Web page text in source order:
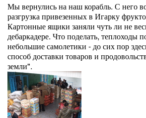
Мы вернулись на наш корабль. С него
разгрузка привезенных в Игарку
Картонные ящики заняли чуть ли не
дебаркадере. Что поделать, теплоходы
небольшие самолетики - до сих пор
способ доставки товаров и
земли".